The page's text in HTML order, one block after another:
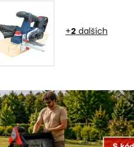
+2 dalších